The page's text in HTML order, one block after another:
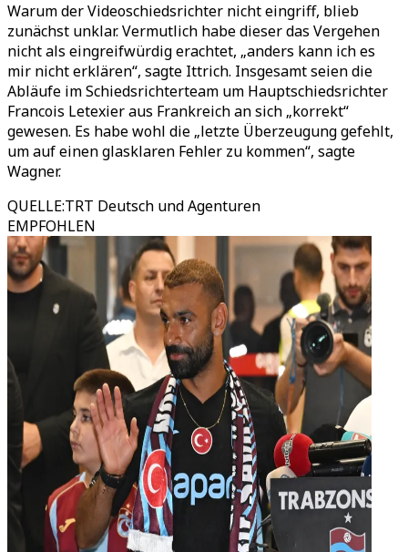
Warum der Videoschiedsrichter nicht eingriff, blieb
zunächst unklar. Vermutlich habe dieser das Vergehen
nicht als eingreifwürdig erachtet, „anders kann ich es
mir nicht erklären“, sagte Ittrich. Insgesamt seien die
Abläufe im Schiedsrichterteam um Hauptschiedsrichter
Francois Letexier aus Frankreich an sich „korrekt“
gewesen. Es habe wohl die „letzte Überzeugung gefehlt,
um auf einen glasklaren Fehler zu kommen“, sagte
Wagner.
QUELLE:TRT Deutsch und Agenturen
EMPFOHLEN